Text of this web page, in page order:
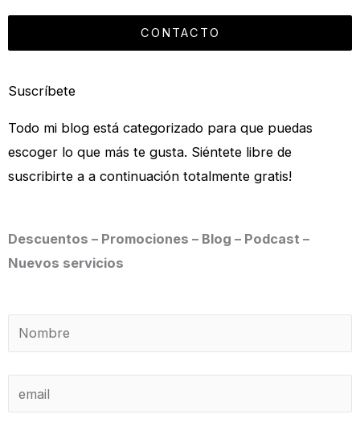
CONTACTO
Suscríbete
Todo mi blog está categorizado para que puedas
escoger lo que más te gusta. Siéntete libre de
suscribirte a a continuación totalmente gratis!
Descuentos – Promociones – Blog – Podcast –
Nuevos servicios